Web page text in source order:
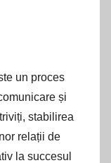
un proces
și
stabilirea
relații de
la succesul